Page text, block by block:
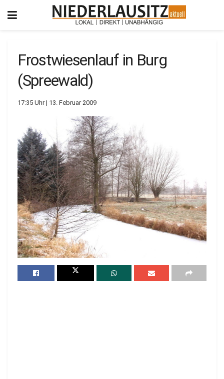
Frostwiesenlauf in Burg
(Spreewald)
17:35 Uhr | 13. Februar 2009